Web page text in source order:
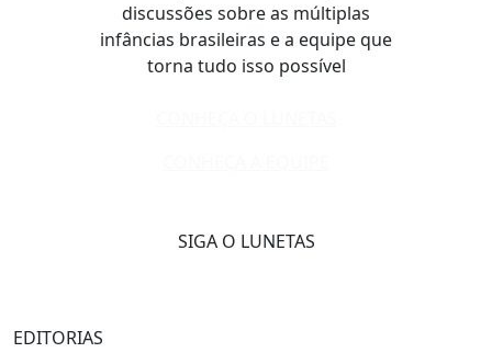
discussões sobre as múltiplas
infâncias brasileiras e a equipe que
torna tudo isso possível
SIGA O LUNETAS
EDITORIAS